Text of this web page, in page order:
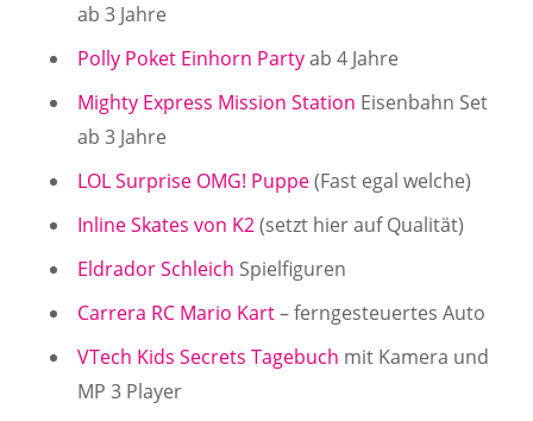
ab 3 Jahre
Polly Poket Einhorn Partyab 4 Jahre
Mighty Express Mission Station Eisenbahn Set
ab 3 Jahre
LOL Surprise OMG! Puppe(Fast egal welche)
Inline Skates von K2(setzt hier auf Qualität)
Eldrador Schleich Spielfiguren
Carrera RC Mario Kart– ferngesteuertes Auto
VTech Kids Secrets Tagebuch mit Kamera und
MP 3 Player